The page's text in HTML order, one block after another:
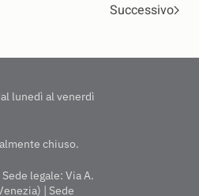
Successivo
lunedì al venerdì
chiuso.
Sede legale: Via A.
| Sede